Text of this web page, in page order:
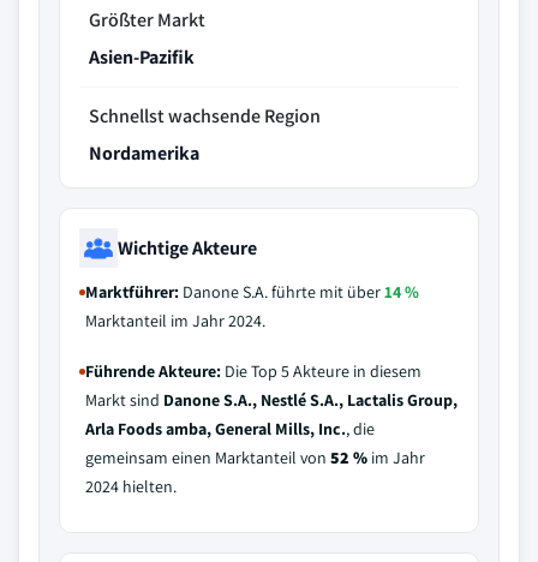
Größter Markt
Asien-Pazifik
Schnellst wachsende Region
Nordamerika
Wichtige Akteure
Marktführer: Danone S.A. führte mit über14 %
Marktanteil im Jahr 2024.
Führende Akteure: Die Top 5 Akteure in diesem
Markt sind Danone S.A., Nestlé S.A., Lactalis Group,
Arla Foods amba, General Mills, Inc., die
gemeinsam einen Marktanteil von 52 % im Jahr
2024 hielten.